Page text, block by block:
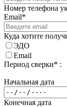
Номер телефона
Email*
Куда хотите
ЭДО
Email
Период сверки* :
Начальная дата
Конечная дата